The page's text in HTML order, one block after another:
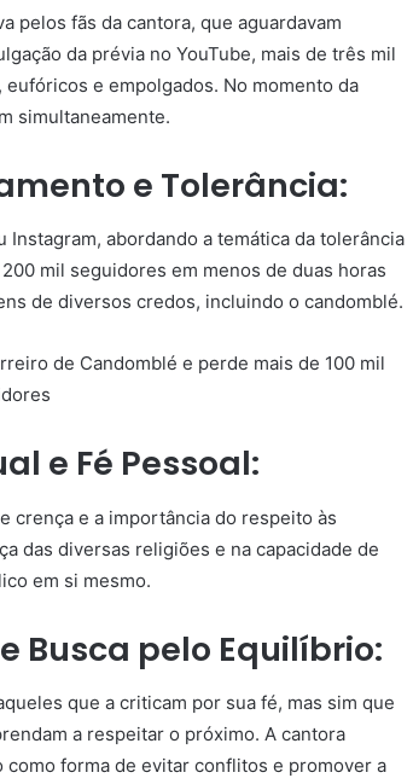
pelos fãs da cantora, que aguardavam
da prévia no YouTube, mais de três mil
e empolgados. No momento da
simultaneamente.
e Tolerância:
abordando a temática da tolerância
mil seguidores em menos de duas horas
de diversos credos, incluindo o candomblé.
e Fé Pessoal:
crença e a importância do respeito às
das diversas religiões e na capacidade de
em si mesmo.
Busca pelo Equilíbrio:
que a criticam por sua fé, mas sim que
a respeitar o próximo. A cantora
forma de evitar conflitos e promover a